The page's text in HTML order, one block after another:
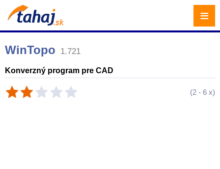
WinTopo 1.721
Konverzný program pre CAD
(2 - 6 x)
≡